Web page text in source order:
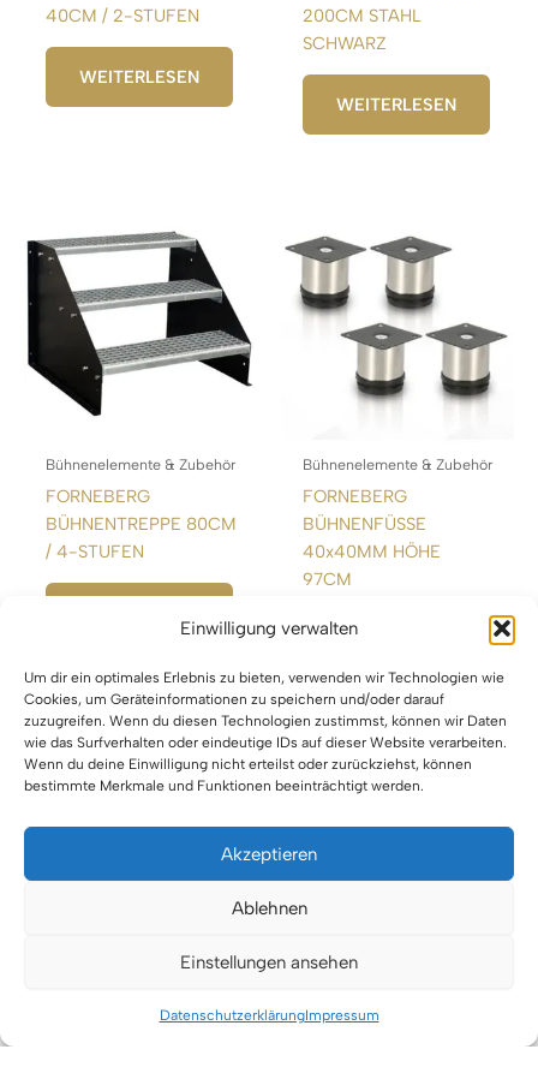
Einwilligung verwalten
Um dir ein optimales Erlebnis zu bieten, verwenden wir Technologien wie
Cookies, um Geräteinformationen zu speichern und/oder darauf
zuzugreifen. Wenn du diesen Technologien zustimmst, können wir Daten
wie das Surfverhalten oder eindeutige IDs auf dieser Website verarbeiten.
Wenn du deine Einwilligung nicht erteilst oder zurückziehst, können
bestimmte Merkmale und Funktionen beeinträchtigt werden.
Akzeptieren
Ablehnen
Einstellungen ansehen
DatenschutzerklärungImpressum
40CM / 2-STUFEN
WEITERLESEN
200CM STAHL
SCHWARZ
WEITERLESEN
Bühnenelemente & Zubehör
FORNEBERG
BÜHNENTREPPE 80CM
/ 4-STUFEN
Bühnenelemente & Zubehör
FORNEBERG
BÜHNENFÜSSE
40x40MM HÖHE
97CM
WEITERLESEN
Impressum
Datenschutz